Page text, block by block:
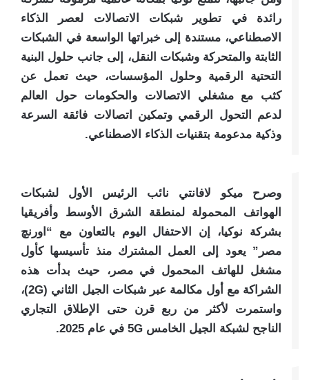
رائدة في تطوير شبكات الاتصالات لعصر الذكاء
الاصطناعي، مستندة إلى خبراتها الواسعة في الشبكات
الثابتة والمتحركة وشبكات النقل، إلى جانب حلول البنية
التحتية الرقمية وحلول المؤسسات، حيث تعمل عن
كثب مع مشغلي الاتصالات والحكومات حول العالم
لدعم التحول الرقمي وتمكين اتصالات فائقة السرعة
وذكية مدعومة بتقنيات الذكاء الاصطناعي.
وصرح ميكو لافانتي نائب الرئيس الأول لشبكات
الهواتف المحمولة لمنطقة الشرق الأوسط وأفريقيا
بشركة نوكيا، إن الاحتفال اليوم بالتعاون مع “اورنچ
مصر” يعود إلى العمل المشترك منذ تأسيسها كأول
مشغل للهاتف المحمول في مصر، حيث بدأت هذه
الشراكة مع أول مكالمة عبر شبكات الجيل الثاني (2G)،
واستمرت لأكثر من ربع قرن حتى الإطلاق التجاري
الناجح لشبكة الجيل الخامس 5G في عام 2025.